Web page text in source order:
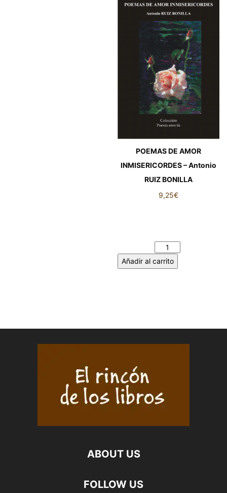
POEMAS DE AMOR
INMISERICORDES – Antonio
RUIZ BONILLA
9,25€
Añadir al carrito
ABOUT US
FOLLOW US